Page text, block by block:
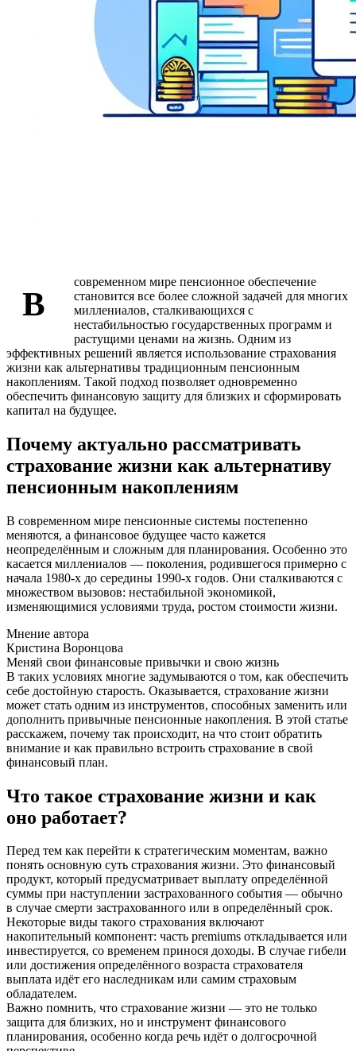
В
современном мире пенсионное обеспечение
становится все более сложной задачей для многих
миллениалов, сталкивающихся с
нестабильностью государственных программ и
растущими ценами на жизнь. Одним из
эффективных решений является использование страхования
жизни как альтернативы традиционным пенсионным
накоплениям. Такой подход позволяет одновременно
обеспечить финансовую защиту для близких и сформировать
капитал на будущее.
Почему актуально рассматривать
страхование жизни как альтернативу
пенсионным накоплениям
В современном мире пенсионные системы постепенно
меняются, а финансовое будущее часто кажется
неопределённым и сложным для планирования. Особенно это
касается миллениалов — поколения, родившегося примерно с
начала 1980-х до середины 1990-х годов. Они сталкиваются с
множеством вызовов: нестабильной экономикой,
изменяющимися условиями труда, ростом стоимости жизни.
Мнение автора
Кристина Воронцова
Меняй свои финансовые привычки и свою жизнь
В таких условиях многие задумываются о том, как обеспечить
себе достойную старость. Оказывается, страхование жизни
может стать одним из инструментов, способных заменить или
дополнить привычные пенсионные накопления. В этой статье
расскажем, почему так происходит, на что стоит обратить
внимание и как правильно встроить страхование в свой
финансовый план.
Что такое страхование жизни и как
оно работает?
Перед тем как перейти к стратегическим моментам, важно
понять основную суть страхования жизни. Это финансовый
продукт, который предусматривает выплату определённой
суммы при наступлении застрахованного события — обычно
в случае смерти застрахованного или в определённый срок.
Некоторые виды такого страхования включают
накопительный компонент: часть premiums откладывается или
инвестируется, со временем принося доходы. В случае гибели
или достижения определённого возраста страхователя
выплата идёт его наследникам или самим страховым
обладателем.
Важно помнить, что страхование жизни — это не только
защита для близких, но и инструмент финансового
планирования, особенно когда речь идёт о долгосрочной